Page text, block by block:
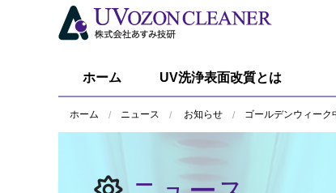
ホーム UV洗浄表面改質とは
ホーム ニュース お知らせ ゴールデンウィーク